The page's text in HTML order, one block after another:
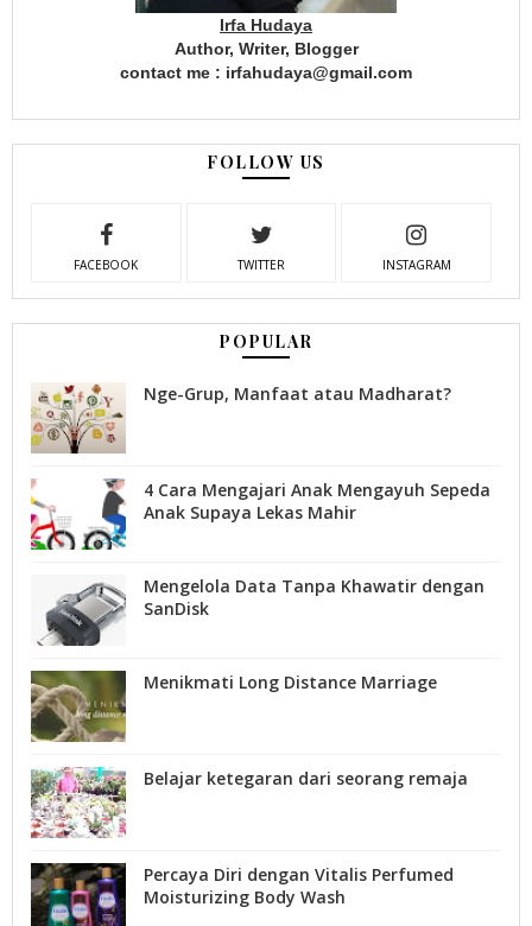
Irfa Hudaya
Author, Writer, Blogger
contact me : irfahudaya@gmail.com
FOLLOW US
FACEBOOK TWITTER INSTAGRAM
POPULAR
Nge-Grup, Manfaat atau Madharat?
4 Cara Mengajari Anak Mengayuh Sepeda
Anak Supaya Lekas Mahir
Mengelola Data Tanpa Khawatir dengan
SanDisk
Menikmati Long Distance Marriage
Belajar ketegaran dari seorang remaja
Percaya Diri dengan Vitalis Perfumed
Moisturizing Body Wash